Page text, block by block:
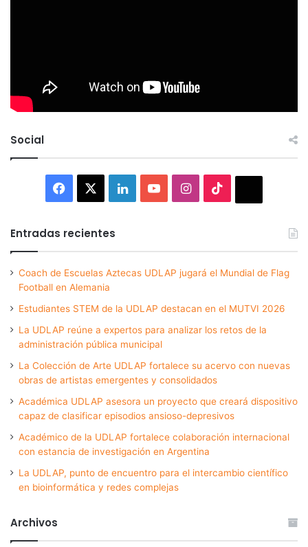
Social
Facebook LinkedInYouTubeInstagram
Entradas recientes
Coach de Escuelas Aztecas UDLAP jugará el Mundial de Flag
Football en Alemania
Estudiantes STEM de la UDLAP destacan en el MUTVI 2026
La UDLAP reúne a expertos para analizar los retos de la
administración pública municipal
La Colección de Arte UDLAP fortalece su acervo con nuevas
obras de artistas emergentes y consolidados
Académica UDLAP asesora un proyecto que creará dispositivo
capaz de clasificar episodios ansioso-depresivos
Académico de la UDLAP fortalece colaboración internacional
con estancia de investigación en Argentina
La UDLAP, punto de encuentro para el intercambio científico
en bioinformática y redes complejas
Archivos